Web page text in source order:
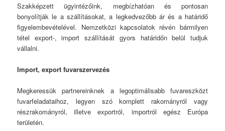
Szakképzett ügyintézőink, megbízhatóan és pontosan
bonyolítják le a szállításokat, a legkedvezőbb ár és a határidő
figyelembevételével. Nemzetközi kapcsolatok révén bármilyen
tétel export-, import szállítását gyors határidőn belül tudjuk
vállalni.
Import, export fuvarszervezés
Megkeressük partnereinknek a legoptimálisabb fuvareszközt
fuvarfeladataihoz, legyen szó komplett rakományról vagy
részrakományról, illetve exportról, importról egész Európa
területén.